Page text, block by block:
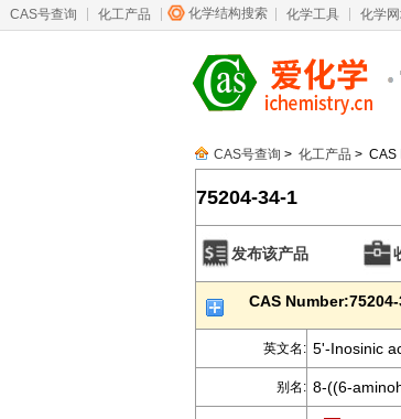
CAS号查询 化工产品 化学结构搜索 化学工具 化学
CAS号查询 > 化工产品 > CAS
75204-34-1
发布该产品
CAS
英文名: 5'-Inosinic
别名: 8-((6-